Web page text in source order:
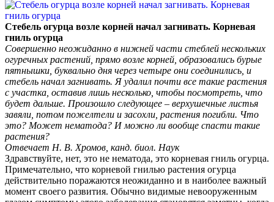
Стебель огурца возле корней начал загнивать. Корневая
гниль огурца
Совершенно неожиданно в нижней части стеблей нескольких
огуречных растений, прямо возле корней, образовались бурые
пятнышки, буквально дня через четыре они соединились, и
стебель начал загнивать. Я удалил почти все такие растения
с участка, оставив лишь несколько, чтобы посмотреть, что
будет дальше. Произошло следующее – верхушечные листья
завяли, потом пожелтели и засохли, растения погибли. Что
это? Может нематода? И можно ли вообще спасти такие
растения?
Отвечает Н. В. Хромов, канд. биол. Наук
Здравствуйте, нет, это не нематода, это корневая гниль огурца.
Примечательно, что корневой гнилью растения огурца
действительно поражаются неожиданно и в наиболее важный
момент своего развития. Обычно видимые невооруженным